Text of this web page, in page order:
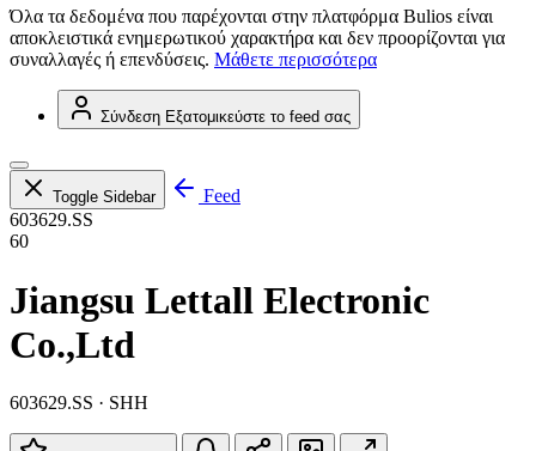
Όλα τα δεδομένα που παρέχονται στην πλατφόρμα Bulios είναι
αποκλειστικά ενημερωτικού χαρακτήρα και δεν προορίζονται για
συναλλαγές ή επενδύσεις. Μάθετε περισσότερα
Σύνδεση Εξατομικεύστε το feed σας
Toggle Sidebar
Feed
603629.SS
60
Jiangsu Lettall Electronic
Co.,Ltd
603629.SS · SHH